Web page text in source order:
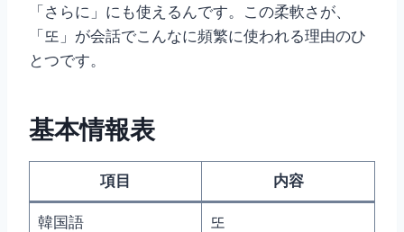
「さらに」にも使えるんです。この柔軟さが、
「또」が会話でこんなに頻繁に使われる理由のひ
とつです。
基本情報表
項目 内容
韓国語 또